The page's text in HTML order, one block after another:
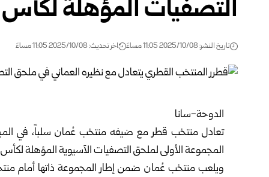
التصفيات المؤهلة لكأس
تاريخ النشر: 2025/10/08 11:05 مساءً اخر تحديث: 2025/10/08 11:05 مساءً
الدوحة-سانا
تعادل منتخب قطر مع ضيفه منتخب عُمان سلباً، في
المجموعة الأولى لملحق التصفيات الآسيوية المؤهلة لكأس
ويلعب منتخب عُمان ضمن إطار المجموعة ذاتها أمام